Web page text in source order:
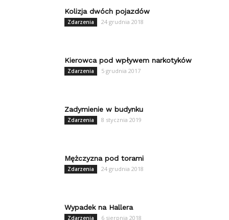
Kolizja dwóch pojazdów
Zdarzenia 24 grudnia 2018
Kierowca pod wpływem narkotyków
Zdarzenia 5 grudnia 2017
Zadymienie w budynku
Zdarzenia 8 stycznia 2019
Mężczyzna pod torami
Zdarzenia 24 grudnia 2018
Wypadek na Hallera
Zdarzenia 6 sierpnia 2018